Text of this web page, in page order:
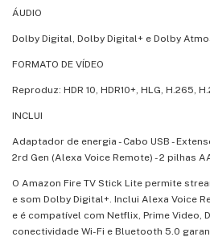
ÁUDIO
Dolby Digital, Dolby Digital+ e Dolby
FORMATO DE VÍDEO
Reproduz: HDR 10, HDR10+, HLG, H.265,
INCLUI
Adaptador de energia - Cabo USB -
2rd Gen (Alexa Voice Remote) - 2 pilhas
O Amazon Fire TV Stick Lite permite
e som Dolby Digital+. Inclui Alexa Voice
e é compatível com Netflix, Prime Video,
conectividade Wi-Fi e Bluetooth 5.0